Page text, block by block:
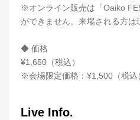
※オンライン販売は「Oaiko
ができません。来場される方は
◆ 価格
¥1,650（税込）
※会場限定価格：¥1,500（税込
Live Info.